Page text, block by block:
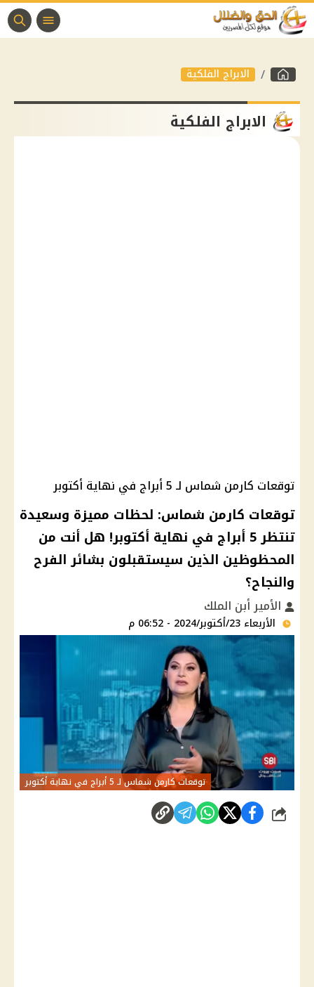
الابراج الفلكية
الابراج الفلكية
توقعات كارمن شماس لـ 5 أبراج في نهاية أكتوبر
توقعات كارمن شماس: لحظات مميزة وسعيدة
تنتظر 5 أبراج في نهاية أكتوبر! هل أنت من
المحظوظين الذين سيستقبلون بشائر الفرح
والنجاح؟
الأمير أبن الملك
الأربعاء 23/أكتوبر/2024 - 06:52 م
توقعات كارمن شماس لـ 5 أبراج في نهاية أكتوبر
شارك